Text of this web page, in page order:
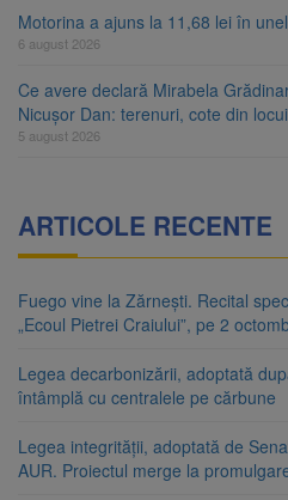
Motorina a ajuns la 11,68 lei în
6 august 2026
Ce avere declară Mirabela
Nicușor Dan: terenuri, cote din
5 august 2026
ARTICOLE RECENTE
Fuego vine la Zărnești. Recital
„Ecoul Pietrei Craiului”, pe 2
Legea decarbonizării, adoptată
întâmplă cu centralele pe cărbune
Legea integrității, adoptată de
AUR. Proiectul merge la